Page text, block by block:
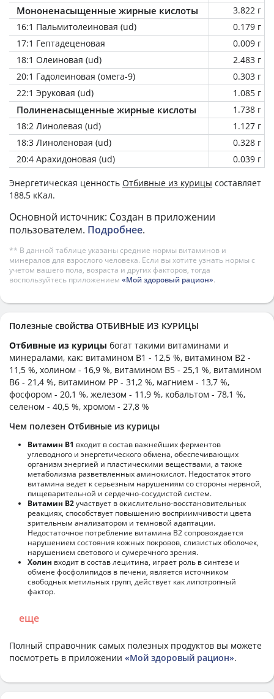
Мононенасыщенные жирные кислоты
3.822 г
16:1 Пальмитолеиновая (ud)
0.179 г
17:1 Гептадеценовая
0.009 г
18:1 Олеиновая (ud)
2.483 г
20:1 Гадолеиновая (омега-9)
0.303 г
22:1 Эруковая (ud)
1.085 г
Полиненасыщенные жирные кислоты
1.738 г
18:2 Линолевая (ud)
1.127 г
18:3 Линоленовая (ud)
0.328 г
20:4 Арахидоновая (ud)
0.039 г
Энергетическая ценность Отбивные из курицы составляет
188,5 кКал.
Основной источник: Создан в приложении
пользователем. Подробнее.
** В данной таблице указаны средние нормы витаминов и
минералов для взрослого человека. Если вы хотите узнать нормы с
учетом вашего пола, возраста и других факторов, тогда
воспользуйтесь приложением «Мой здоровый рацион».
Полезные свойства ОТБИВНЫЕ ИЗ КУРИЦЫ
Отбивные из курицы богат такими витаминами и
минералами, как: витамином B1 - 12,5 %, витамином B2 -
11,5 %, холином - 16,9 %, витамином B5 - 25,1 %, витамином
B6 - 21,4 %, витамином PP - 31,2 %, магнием - 13,7 %,
фосфором - 20,1 %, железом - 11,9 %, кобальтом - 78,1 %,
селеном - 40,5 %, хромом - 27,8 %
Чем полезен Отбивные из курицы
Витамин В1 входит в состав важнейших ферментов
углеводного и энергетического обмена, обеспечивающих
организм энергией и пластическими веществами, а также
метаболизма разветвленных аминокислот. Недостаток этого
витамина ведет к серьезным нарушениям со стороны нервной,
пищеварительной и сердечно-сосудистой систем.
Витамин В2участвует в окислительно-восстановительных
реакциях, способствует повышению восприимчивости цвета
зрительным анализатором и темновой адаптации.
Недостаточное потребление витамина В2 сопровождается
нарушением состояния кожных покровов, слизистых оболочек,
нарушением светового и сумеречного зрения.
Холин входит в состав лецитина, играет роль в синтезе и
обмене фосфолипидов в печени, является источником
свободных метильных групп, действует как липотропный
фактор.
еще
Полный справочник самых полезных продуктов вы можете
посмотреть в приложении «Мой здоровый рацион».